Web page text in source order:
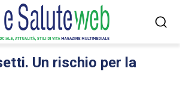
Un rischio per la